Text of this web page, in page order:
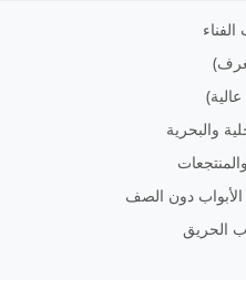
والبحرية
دون الصف
الحريق